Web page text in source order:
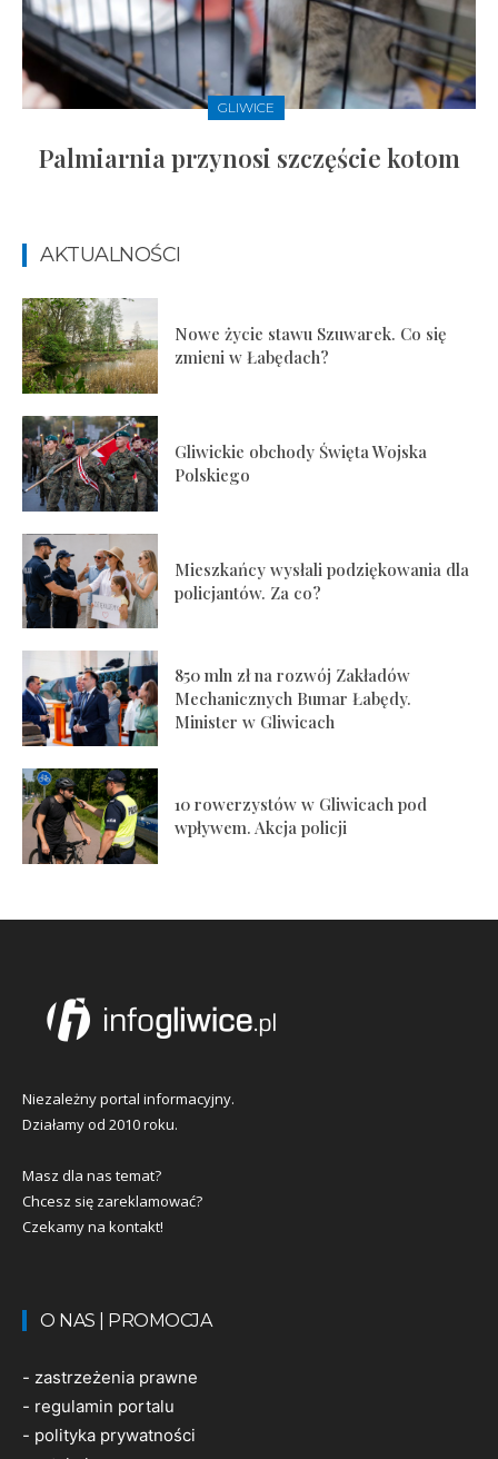
GLIWICE
Palmiarnia przynosi szczęście kotom
AKTUALNOŚCI
Nowe życie stawu Szuwarek. Co się
zmieni w Łabędach?
Gliwickie obchody Święta Wojska
Polskiego
Mieszkańcy wysłali podziękowania dla
policjantów. Za co?
850 mln zł na rozwój Zakładów
Mechanicznych Bumar Łabędy.
Minister w Gliwicach
10 rowerzystów w Gliwicach pod
wpływem. Akcja policji
Niezależny portal informacyjny.
Działamy od 2010 roku.
Masz dla nas temat?
Chcesz się zareklamować?
Czekamy na kontakt!
O NAS | PROMOCJA
- zastrzeżenia prawne
- regulamin portalu
- polityka prywatności